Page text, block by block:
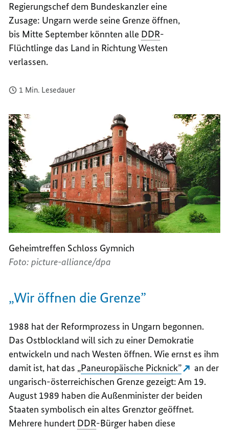
Regierungschef dem Bundeskanzler eine
Zusage: Ungarn werde seine Grenze öffnen,
bis Mitte September könnten alle DDR-
Flüchtlinge das Land in Richtung Westen
verlassen.
1 Min. Lesedauer
Geheimtreffen Schloss Gymnich
Foto: picture-alliance/dpa
„Wir öffnen die Grenze”
1988 hat der Reformprozess in Ungarn begonnen.
Das Ostblockland will sich zu einer Demokratie
entwickeln und nach Westen öffnen. Wie ernst es ihm
damit ist, hat das „Paneuropäische Picknick”
an der
ungarisch-österreichischen Grenze gezeigt: Am 19.
August 1989 haben die Außenminister der beiden
Staaten symbolisch ein altes Grenztor geöffnet.
Mehrere hundert DDR-Bürger haben diese